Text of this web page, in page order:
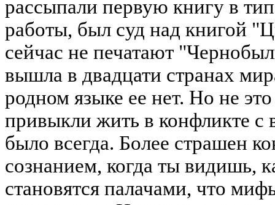
рассыпали первую книгу в
работы, был суд над книгой
сейчас не печатают
вышла в двадцати странах
родном языке ее нет. Но не
привыкли жить в конфликте с
было всегда. Более страшен
сознанием, когда ты видишь,
становятся палачами, что